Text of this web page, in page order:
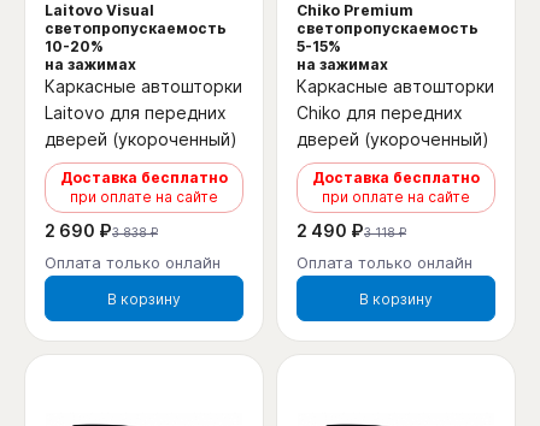
Laitovo Visual
светопропускаемость
10-20%
на зажимах
Каркасные автошторки
Laitovo для передних
дверей (укороченный)
Доставка бесплатно
при оплате на сайте
2 690 ₽3 838 ₽
Оплата только онлайн
В корзину
Chiko Premium
светопропускаемость
5-15%
на зажимах
Каркасные автошторки
Chiko для передних
дверей (укороченный)
Доставка бесплатно
при оплате на сайте
2 490 ₽3 118 ₽
Оплата только онлайн
В корзину